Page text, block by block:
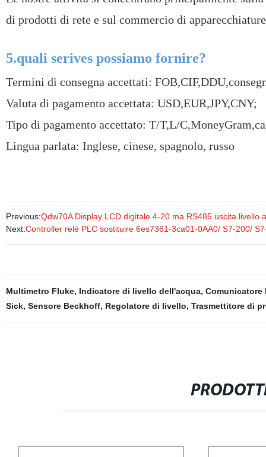
di prodotti di rete e sul commercio di
5.quali serives possiamo fornire?
Termini di consegna accettati:
Valuta di pagamento accettata: USD,EUR,JPY,CNY;
Tipo di pagamento accettato: T/T,L/
Lingua parlata: Inglese, cinese, spagnolo, russo
Previous:Qdw70A Display LCD digitale 4-20 ma RS485 uscita livello
Next:Controller relè PLC sostituire 6es7361-3ca01-0AA0/ S7-200/
Multimetro Fluke, Indicatore di livello dell'acqua, Comunicatore
Sick, Sensore Beckhoff, Regolatore di livello, Trasmettitore di